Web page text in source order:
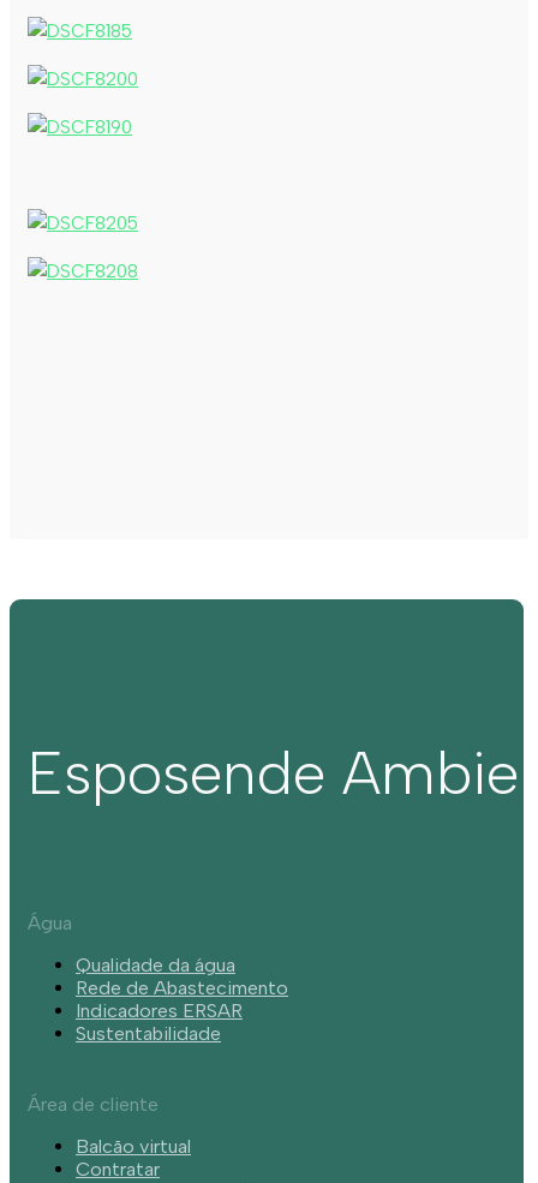
Esposende
Água
Qualidade da água
Rede de Abastecimento
Indicadores ERSAR
Sustentabilidade
Área de cliente
Balcão virtual
Contratar